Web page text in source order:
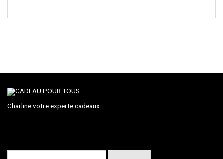
Charline votre experte cadeaux
Rechercher :